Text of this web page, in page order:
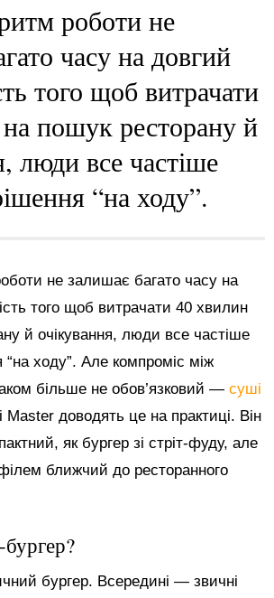
роботи не
часу на довгий
того щоб витрачати
пошук ресторану й
люди все частіше
“на ходу”.
не залишає багато часу на
того щоб витрачати 40 хвилин
й очікування, люди все частіше
ходу”. Але компроміс між
більше не обов’язковий — суші
Master доводять це на практиці. Він
як бургер зі стріт-фуду, але
ближчий до ресторанного
бургер. Всередині — звичні